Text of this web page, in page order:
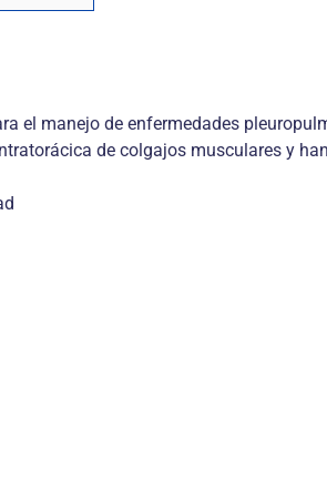
el manejo de enfermedades
de colgajos musculares y